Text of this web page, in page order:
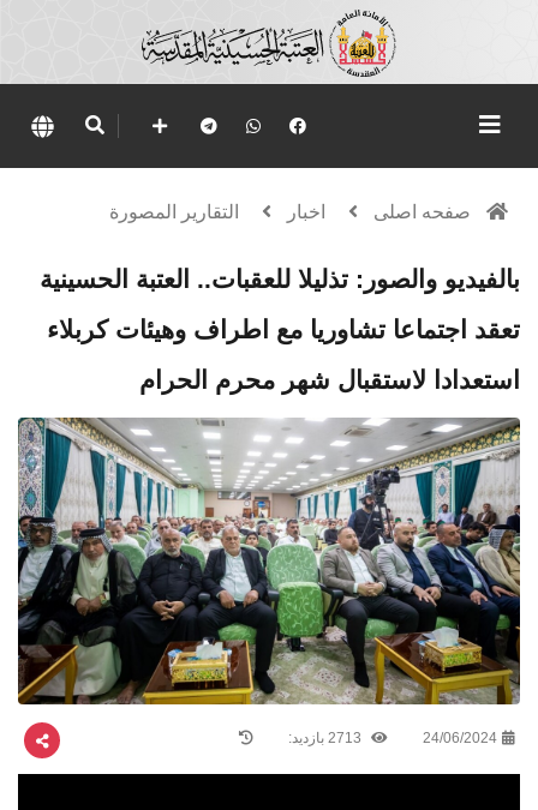
صفحه اصلی اخبار التقارير المصورة
بالفيديو والصور: تذليلا للعقبات.. العتبة الحسينية
تعقد اجتماعا تشاوريا مع اطراف وهيئات كربلاء
استعدادا لاستقبال شهر محرم الحرام
24/06/2024